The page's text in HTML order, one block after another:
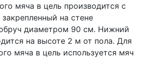
мяча в цель производится с
на стене
диаметром 90 см. Нижний
на высоте 2 м от пола. Для
мяча в цель используется мяч